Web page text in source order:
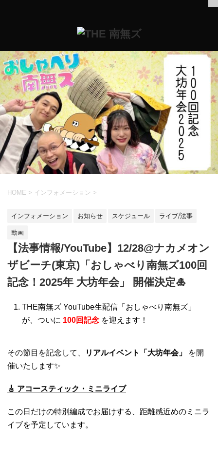
HOME > インフォメーション >
インフォメーション お知らせ スケジュール ライブ/法事
動画
【法事情報/YouTube】12/28@ナカメオン
ザビーチ(東京)「おしゃべり南無ズ100回
記念！2025年 大坊年会」 開催決定🎍
THE南無ズ YouTube生配信「おしゃべり南無ズ」
が、ついに 100回記念 を迎えます！
その節目を記念して、 リアルイベント「大坊年会」
を開
催いたします✨
🎸 アコースティック・ミニライブ
この日だけの特別編成でお届けする、距離感近めのミニラ
イブを予定しています。